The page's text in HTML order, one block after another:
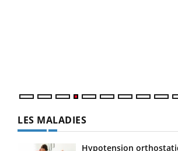
LES MALADIES
Hypotension